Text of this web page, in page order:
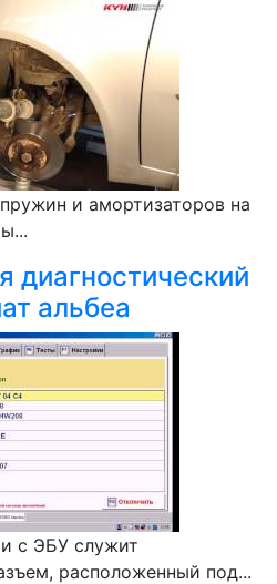
и амортизаторов на
диагностический
альбеа
с ЭБУ служит
расположенный под...